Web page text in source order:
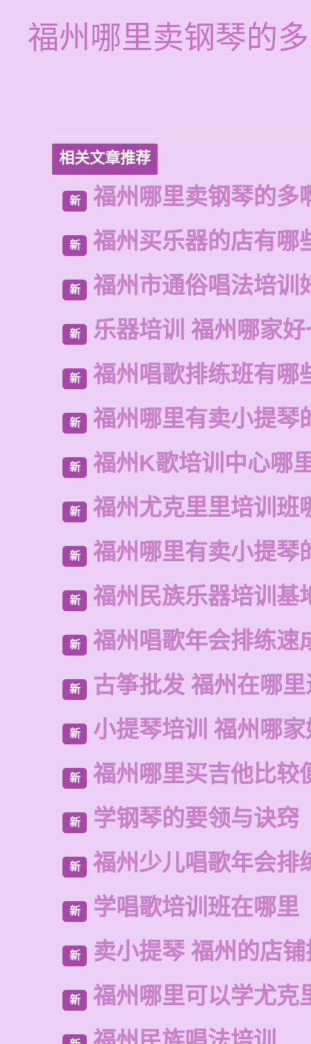
福州哪里卖钢琴的
相关文章推荐
新 福州哪里卖钢琴的多
新 福州买乐器的店有哪
新 福州市通俗唱法培训
新 乐器培训 福州哪家
新 福州唱歌排练班有哪
新 福州哪里有卖小提琴
新 福州K歌培训中心哪
新 福州尤克里里培训班
新 福州哪里有卖小提琴
新 福州民族乐器培训基
新 福州唱歌年会排练速
新 古筝批发 福州在哪
新 小提琴培训 福州哪
新 福州哪里买吉他比较
新 学钢琴的要领与诀窍
新 福州少儿唱歌年会排
新 学唱歌培训班在哪里
新 卖小提琴 福州的店
新 福州哪里可以学尤克